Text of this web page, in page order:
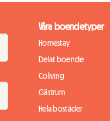
Våra boendetyper
Homestay
Delat boende
Coliving
Gästrum
Hela bostäder